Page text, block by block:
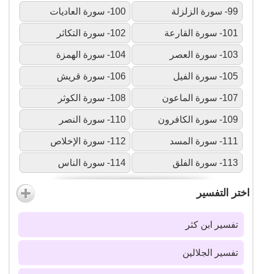
99- سورة الزلزلة 100- سورة العاديات
101- سورة القارعة 102- سورة التكاثر
103- سورة العصر 104- سورة الهمزة
105- سورة الفيل 106- سورة قريش
107- سورة الماعون 108- سورة الكوثر
109- سورة الكافرون 110- سورة النصر
111- سورة المسد 112- سورة الإخلاص
113- سورة الفلق 114- سورة الناس
اختر التفسير
تفسير ابن كثر
تفسير الجلالين